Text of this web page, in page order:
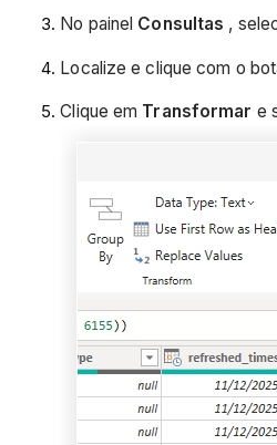
No painel Consultas ,
Localize e clique com o
Clique em Transformar e